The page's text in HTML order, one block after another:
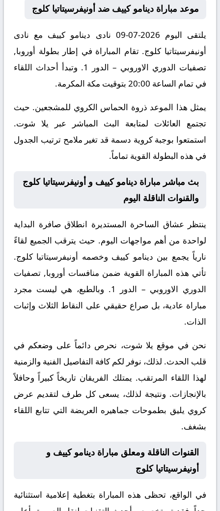
موعد مباراة دينامو كييف ضد أونيفرسيتاتيا كلوج
يلتقى اليوم 2026-07-09 نادى دينامو كييف مع نادى
أونيفرسيتاتيا كلوج. تقام المباراة في إطار بطولة أوروبا,
تصفيات الدوري الاوروبي – الدور 1. وتبدأ أحداث اللقاء
في تمام الساعة 20:00 بتوقيت مكة المكرمة.
يمثل هذا الموعد ذروة الحماس الكروي للمشجعين. حيث
تجتمع العائلات لمتابعة البث المباشر عبر يلا شوت.
استمتعوا بوجبة كروية دسمة قد تغير ملامح ترتيب الجدول
في هذه البطولة القوية تماماً.
بث مباشر مباراة دينامو كييف و أونيفرسيتاتيا كلوج
والقنوات الناقلة اليوم
ينتظر عشاق الساحرة المستديرة انطلاق صافرة البداية
لواحدة من أهم مواجهات اليوم. حيث يترقب الجميع لقاءً
نارياً يجمع بين دينامو كييف وخصمه أونيفرسيتاتيا كلوج.
تأتي هذه المباراة القوية ضمن منافسات أوروبا, تصفيات
الدوري الاوروبي – الدور 1
. وبالطبع، هي ليست مجرد
مباراة عادية، بل صراع حقيقي على النقاط الثلاث وإثبات
الذات.
نحن في موقع يلا شوت، نحرص دائماً على وضعكم في
قلب الحدث. لذلك، نوفر لكم كافة التفاصيل الفنية والزمنية
لهذا اللقاء المرتقب. يمتلك الفريقان تاريخاً كبيراً وحافلاً
بالإنجازات. ونتيجة لذلك، يسعى كل طرف لتقديم عرض
كروي يليق بطموحات جماهيره العريضة التي تتابع اللقاء
بشغف.
القنوات الناقلة ومعلق مباراة دينامو كييف و
أونيفرسيتاتيا كلوج
في الواقع، تحظى هذه المباراة بتغطية إعلامية استثنائية